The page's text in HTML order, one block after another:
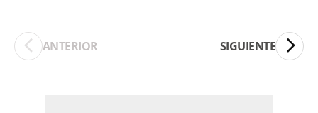
ANTERIOR SIGUIENTE